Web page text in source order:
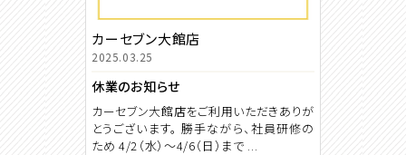
カーセブン大館店
2025.03.25
休業のお知らせ
カーセブン大館店をご利用いただきありが
とうございます。 勝手ながら、社員研修の
ため 4/2（水）～4/6（日）まで ...